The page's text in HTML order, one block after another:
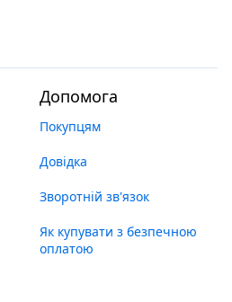
Допомога
Покупцям
Довідка
Зворотній зв'язок
Як купувати з безпечною
оплатою